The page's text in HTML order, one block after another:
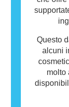
Questo
alcuni
molto